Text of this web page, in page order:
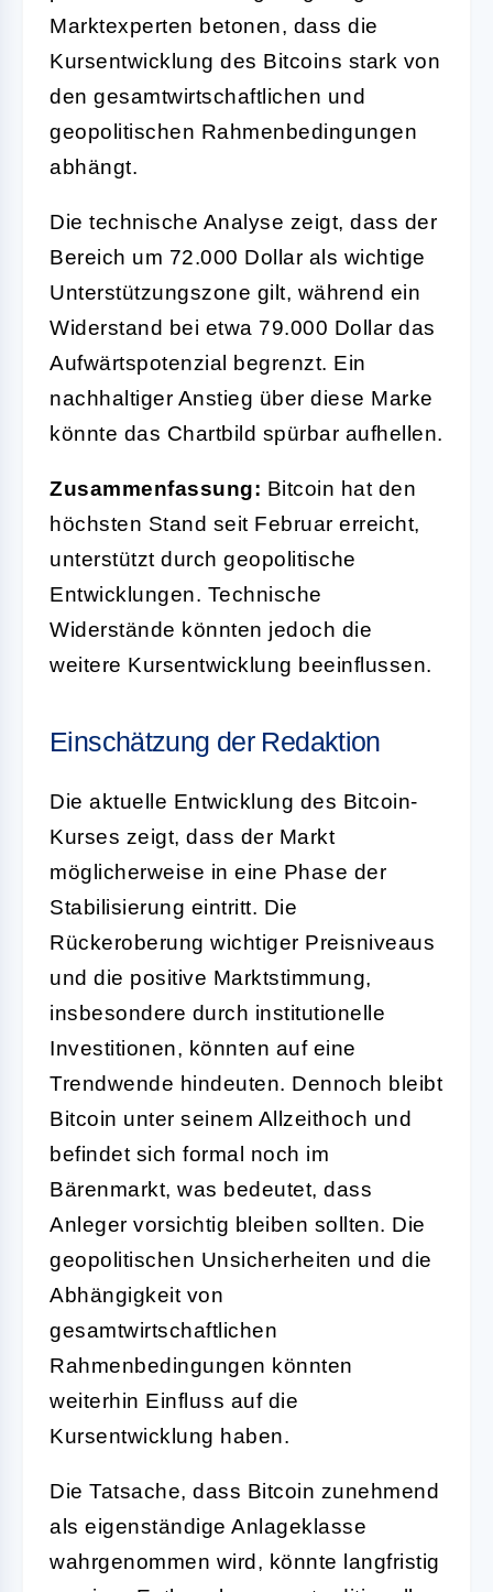
Marktexperten betonen, dass die
Kursentwicklung des Bitcoins stark von
den gesamtwirtschaftlichen und
geopolitischen Rahmenbedingungen
abhängt.
Die technische Analyse zeigt, dass der
Bereich um 72.000 Dollar als wichtige
Unterstützungszone gilt, während ein
Widerstand bei etwa 79.000 Dollar das
Aufwärtspotenzial begrenzt. Ein
nachhaltiger Anstieg über diese Marke
könnte das Chartbild spürbar aufhellen.
Zusammenfassung: Bitcoin hat den
höchsten Stand seit Februar erreicht,
unterstützt durch geopolitische
Entwicklungen. Technische
Widerstände könnten jedoch die
weitere Kursentwicklung beeinflussen.
Einschätzung der Redaktion
Die aktuelle Entwicklung des Bitcoin-
Kurses zeigt, dass der Markt
möglicherweise in eine Phase der
Stabilisierung eintritt. Die
Rückeroberung wichtiger Preisniveaus
und die positive Marktstimmung,
insbesondere durch institutionelle
Investitionen, könnten auf eine
Trendwende hindeuten. Dennoch bleibt
Bitcoin unter seinem Allzeithoch und
befindet sich formal noch im
Bärenmarkt, was bedeutet, dass
Anleger vorsichtig bleiben sollten. Die
geopolitischen Unsicherheiten und die
Abhängigkeit von
gesamtwirtschaftlichen
Rahmenbedingungen könnten
weiterhin Einfluss auf die
Kursentwicklung haben.
Die Tatsache, dass Bitcoin zunehmend
als eigenständige Anlageklasse
wahrgenommen wird, könnte langfristig